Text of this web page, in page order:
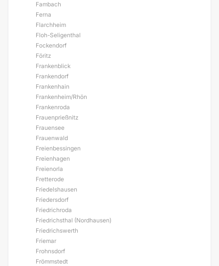
Fambach
Ferna
Flarchheim
Floh-Seligenthal
Fockendorf
Föritz
Frankenblick
Frankendorf
Frankenhain
Frankenheim/Rhön
Frankenroda
Frauenprießnitz
Frauensee
Frauenwald
Freienbessingen
Freienhagen
Freienorla
Fretterode
Friedelshausen
Friedersdorf
Friedrichroda
Friedrichsthal (Nordhausen)
Friedrichswerth
Friemar
Frohnsdorf
Frömmstedt